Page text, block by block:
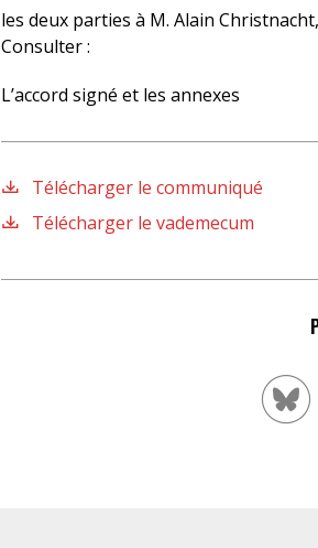
les deux parties à M. Alain
Consulter :
L’accord signé et les annexes
Télécharger le communiqué
Télécharger le vademecum